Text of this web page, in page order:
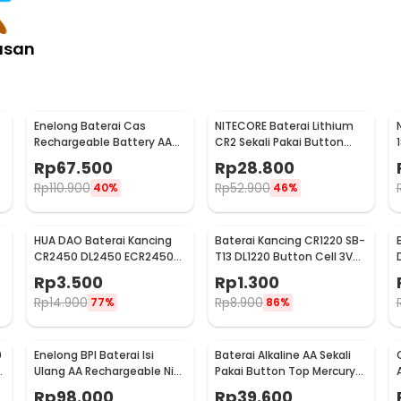
Enelong Baterai Cas
Rechargeable Battery AA
Ni-MH 1.2V 2100mAh 4 PCS -
HR6
Rp67.500
Rp110.900 40%
NITECORE Baterai Lithium
CR2 Sekali Pakai Button
Top 3V 1 PCS - CR2
Rp28.800
Rp52.900 46%
HUA DAO Baterai Kancing
CR2450 DL2450 ECR2450
3V Lithium 1 PCS
Rp3.500
Rp14.900 77%
Baterai Kancing CR1220 SB-
T13 DL1220 Button Cell 3V
Lithium 1 PCS
Rp1.300
Rp8.900 86%
Enelong BPI Baterai Isi
Ulang AA Rechargeable Ni-
MH 1.2V 2700mAh 4 PCS
Rp98.000
Baterai Alkaline AA Sekali
Pakai Button Top Mercury-
Free 1.5V 10 PCS - Zi5
Rp39.600